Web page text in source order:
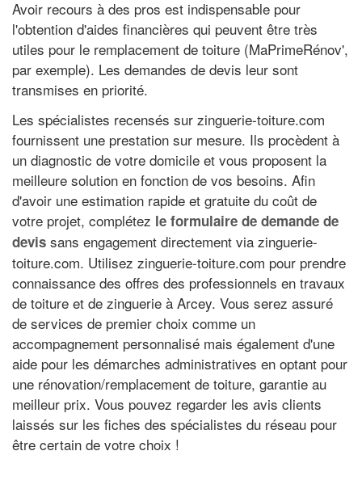
Avoir recours à des pros est indispensable pour
l'obtention d'aides financières qui peuvent être très
utiles pour le remplacement de toiture (MaPrimeRénov',
par exemple). Les demandes de devis leur sont
transmises en priorité.
Les spécialistes recensés sur zinguerie-toiture.com
fournissent une prestation sur mesure. Ils procèdent à
un diagnostic de votre domicile et vous proposent la
meilleure solution en fonction de vos besoins. Afin
d'avoir une estimation rapide et gratuite du coût de
votre projet, complétez le formulaire de demande de
devis sans engagement directement via zinguerie-
toiture.com. Utilisez zinguerie-toiture.com pour prendre
connaissance des offres des professionnels en travaux
de toiture et de zinguerie à Arcey. Vous serez assuré
de services de premier choix comme un
accompagnement personnalisé mais également d'une
aide pour les démarches administratives en optant pour
une rénovation/remplacement de toiture, garantie au
meilleur prix. Vous pouvez regarder les avis clients
laissés sur les fiches des spécialistes du réseau pour
être certain de votre choix !